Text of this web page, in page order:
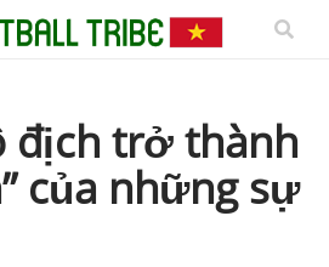
địch trở thành
của những sự